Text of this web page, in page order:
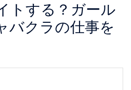
しい女子必見！バイトで恋人を
ールセンターのバイトって大変？
トする？ガール
バクラの仕事を